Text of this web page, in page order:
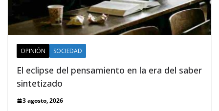
OPINIÓN SOCIEDAD
El eclipse del pensamiento en la era del saber
sintetizado
3 agosto, 2026